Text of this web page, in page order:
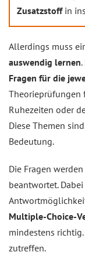
Zusatzstoffin
Allerdings muss
auswendig lernen
Fragen für die
Theorieprüfungen
Ruhezeiten oder
Diese Themen
Bedeutung.
Die Fragen
beantwortet.
Multiple-Choice-
mindestens
zutreffen.